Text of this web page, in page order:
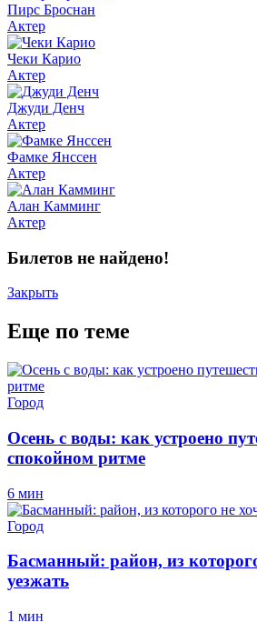
Пирс Броснан
Актер
Чеки Карио
Актер
Джуди Денч
Актер
Фамке Янссен
Актер
Алан Камминг
Актер
Билетов не найдено!
Закрыть
Еще по теме
Город
Осень с воды: как устроено
спокойном ритме
6 мин
Город
Басманный: район, из
уезжать
1 мин